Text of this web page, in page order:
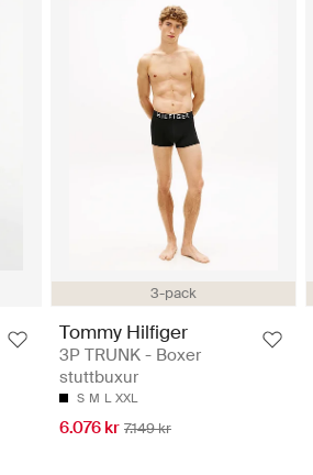
3-pack
Tommy Hilfiger
3P TRUNK - Boxer
stuttbuxur
S M L XXL
6.076 kr 7.149 kr